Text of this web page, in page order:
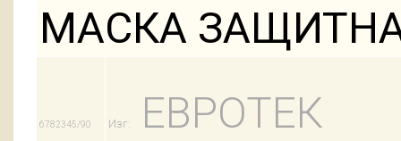
МАСКА
6782345/90 Изг:
ЕВРОТЕК